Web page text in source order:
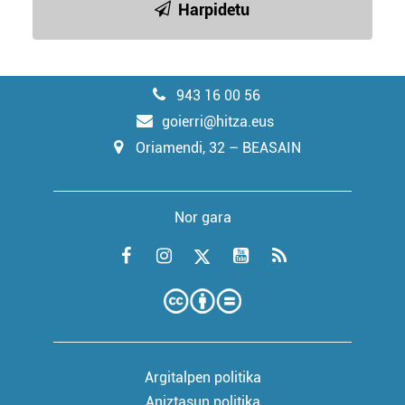
Harpidetu
943 16 00 56
goierri@hitza.eus
Oriamendi, 32 – BEASAIN
Nor gara
Argitalpen politika